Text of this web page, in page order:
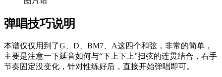
弹唱技巧说明
本谱仅仅用到了G、D、BM7、A这四个和弦，非常的简单，
主要是注意一下延音如何与“下上下上”扫弦的连贯结合，右手
节奏固定没变化，针对性练好后，直接开始弹唱即可。